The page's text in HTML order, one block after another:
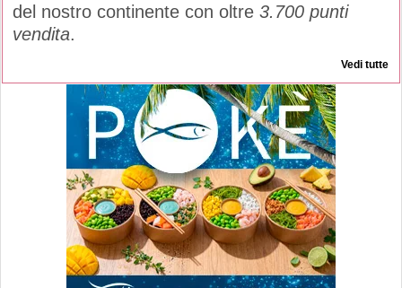
del nostro continente con oltre 3.700 punti
vendita.
Vedi tutte